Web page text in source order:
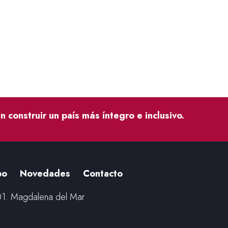
construir un país más íntegro e inclusivo.
Novedades
Contacto
Magdalena del Mar